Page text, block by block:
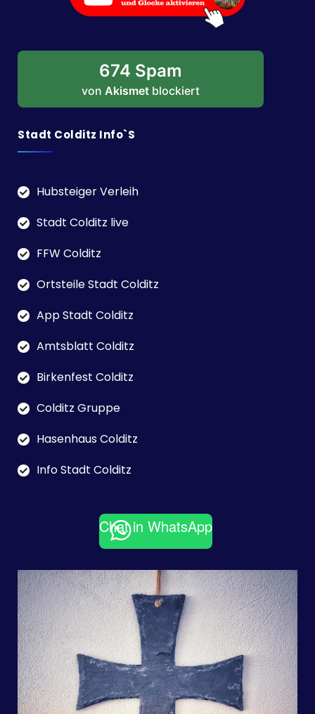
674 Spam
von Akismet blockiert
Stadt Colditz Info`s
Hubsteiger Verleih
Stadt Colditz live
FFW Colditz
Ortsteile Stadt Colditz
App Stadt Colditz
Amtsblatt Colditz
Birkenfest Colditz
Colditz Gruppe
Hasenhaus Colditz
Info Stadt Colditz
Chat in WhatsApp